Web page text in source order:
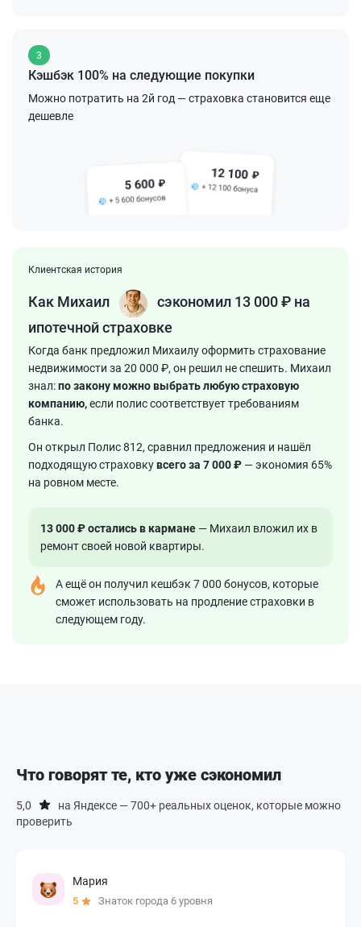
3
Кэшбэк 100% на следующие покупки
Можно потратить на 2й год — страховка становится еще
дешевле
Клиентская история
Как Михаил сэкономил 13 000 ₽ на
ипотечной страховке
Когда банк предложил Михаилу оформить страхование
недвижимости за 20 000 ₽, он решил не спешить. Михаил
знал:по закону можно выбрать любую страховую
компанию,если полис соответствует требованиям
банка.
Он открыл Полис 812, сравнил предложения и нашёл
подходящую страховкувсего за 7 000 ₽ — экономия 65%
на ровном месте.
13 000 ₽ остались в кармане — Михаил вложил их в
ремонт своей новой квартиры.
А ещё он получил кешбэк 7 000 бонусов, которые
сможет использовать на продление страховки в
следующем году.
Что говорят те, кто уже сэкономил
5,0
на Яндексе — 700+ реальных оценок, которые можно
проверить
Мария
5 Знаток города 6 уровня